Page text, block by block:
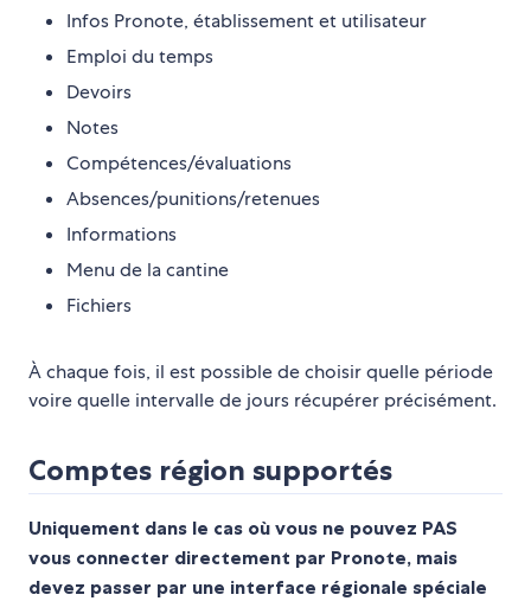
Infos Pronote, établissement et utilisateur
Emploi du temps
Devoirs
Notes
Compétences/évaluations
Absences/punitions/retenues
Informations
Menu de la cantine
Fichiers
À chaque fois, il est possible de choisir quelle période
voire quelle intervalle de jours récupérer précisément.
Comptes région supportés
Uniquement dans le cas où vous ne pouvez PAS
vous connecter directement par Pronote, mais
devez passer par une interface régionale spéciale